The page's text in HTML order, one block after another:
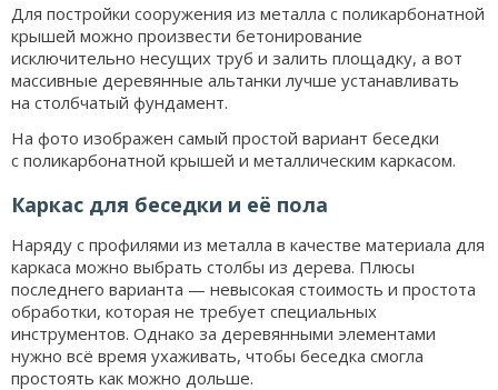
Для постройки сооружения из металла с поликарбонатной
крышей можно произвести бетонирование
исключительно несущих труб и залить площадку, а вот
массивные деревянные альтанки лучше устанавливать
на столбчатый фундамент.
На фото изображен самый простой вариант беседки
с поликарбонатной крышей и металлическим каркасом.
Каркас для беседки и её пола
Наряду с профилями из металла в качестве материала для
каркаса можно выбрать столбы из дерева. Плюсы
последнего варианта — невысокая стоимость и простота
обработки, которая не требует специальных
инструментов. Однако за деревянными элементами
нужно всё время ухаживать, чтобы беседка смогла
простоять как можно дольше.